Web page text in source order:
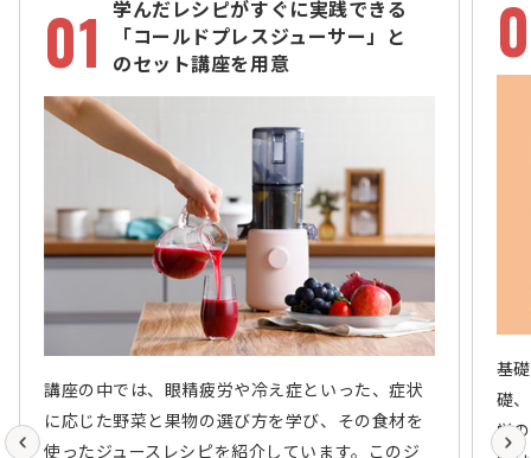
01 学んだレシピがすぐに実践できる
「コールドプレスジューサー」と
のセット講座を用意
講座の中では、眼精疲労や冷え症といった、症状
に応じた野菜と果物の選び方を学び、その食材を
使ったジュースレシピを紹介しています。このジ
基
礎
学